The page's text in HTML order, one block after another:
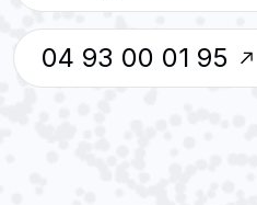
04 93 00 01 95